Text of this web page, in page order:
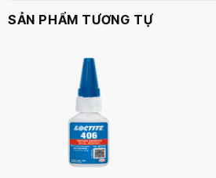
SẢN PHẨM TƯƠNG TỰ